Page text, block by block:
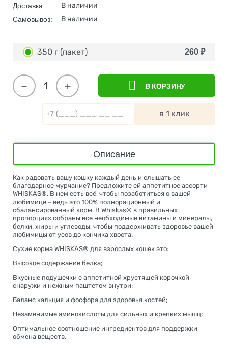
Доставка: В наличии
Самовывоз: В наличии
350 г (пакет) 260 ₽
+
− В КОРЗИНУ
в 1 клик
Описание
Как радовать вашу кошку каждый день и слышать ее
благодарное мурчание? Предложите ей аппетитное ассорти
WHISKAS®. В нем есть всё, чтобы позаботиться о вашей
любимице – ведь это 100% полнорационный и
сбалансированный корм. В Whiskas® в правильных
пропорциях собраны все необходимые витамины и минералы,
белки, жиры и углеводы, чтобы поддерживать здоровье вашей
любимицы от усов до кончика хвоста.
Сухие корма WHISKAS® для взрослых кошек это:
Высокое содержание белка;
Вкусные подушечки с аппетитной хрустящей корочкой
снаружи и нежным паштетом внутри;
Баланс кальция и фосфора для здоровья костей;
Незаменимые аминокислоты для сильных и крепких мышц;
Оптимальное соотношение ингредиентов для поддержки
обмена веществ.